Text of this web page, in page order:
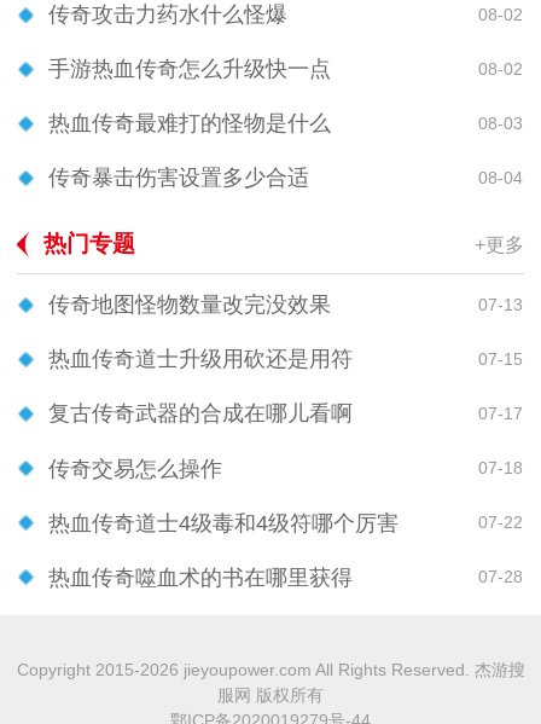
传奇攻击力药水什么怪爆 08-02
手游热血传奇怎么升级快一点 08-02
热血传奇最难打的怪物是什么 08-03
传奇暴击伤害设置多少合适 08-04
热门专题 +更多
传奇地图怪物数量改完没效果 07-13
热血传奇道士升级用砍还是用符 07-15
复古传奇武器的合成在哪儿看啊 07-17
传奇交易怎么操作 07-18
热血传奇道士4级毒和4级符哪个厉害 07-22
热血传奇噬血术的书在哪里获得 07-28
Copyright 2015-2026 jieyoupower.com All Rights Reserved. 杰游搜
服网 版权所有